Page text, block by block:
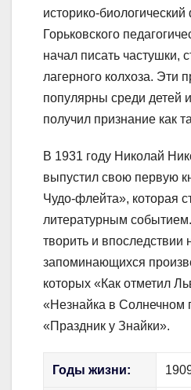
историко-биологический
Горьковского
начал писать частушки,
лагерного колхоза. Эти
популярны среди детей
получил признание как
В 1931 году Николай
выпустил свою первую
Чудо-флейта», которая
литературным
творить и впоследствии
запоминающихся
которых «Как отметил
«Незнайка в Солнечном
«Праздник у Знайки».
Годы жизни: